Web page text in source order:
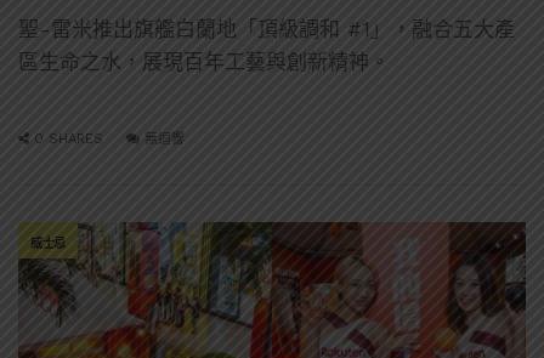
聖-雷米推出旗艦白蘭地「頂級調和 #1」，融合五大產
區生命之水，展現百年工藝與創新精神。
0 SHARES 無迴響
威士忌